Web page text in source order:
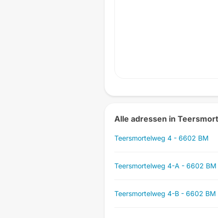
Alle adressen in
Teersmortelweg 4 - 6602 BM
Teersmortelweg 4-A - 6602 BM
Teersmortelweg 4-B - 6602 BM